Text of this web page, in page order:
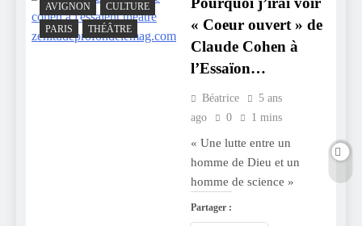
AVIGNON
CULTURE
PARIS
THÉÂTRE
« Coeur ouvert » de
Claude Cohen à
l’Essaïon…
Béatrice
5 ans
ago
0 1 mins
« Une lutte entre un
homme de Dieu et un
homme de science »
Partager :